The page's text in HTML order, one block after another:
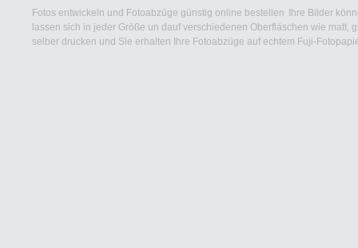
Fotos entwickeln und Fotoabzüge günstig online bestellen Ihre Bilder
lassen sich in jeder Größe un dauf verschiedenen Oberfläschen wie
selber drucken und Sie erhalten Ihre Fotoabzüge auf echtem Fuji-